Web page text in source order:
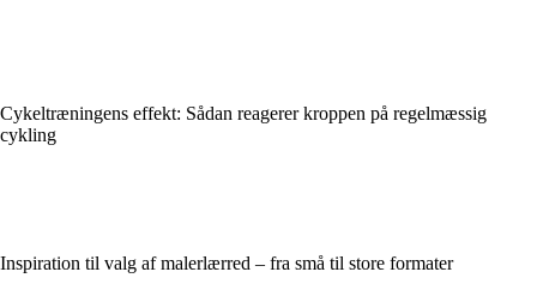
Cykeltræningens effekt: Sådan reagerer kroppen på regelmæssig
cykling
Inspiration til valg af malerlærred – fra små til store formater